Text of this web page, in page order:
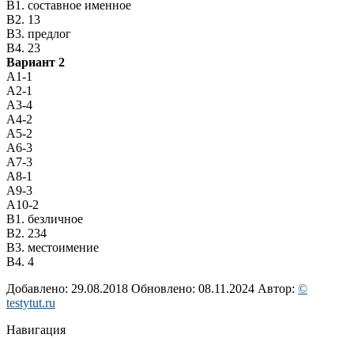
В1. составное именное
В2. 13
В3. предлог
В4. 23
Вариант 2
А1-1
А2-1
А3-4
А4-2
А5-2
А6-3
А7-3
А8-1
А9-3
А10-2
В1. безличное
В2. 234
В3. местоимение
В4. 4
Добавлено: 29.08.2018 Обновлено: 08.11.2024 Автор: ©
testytut.ru
Навигация